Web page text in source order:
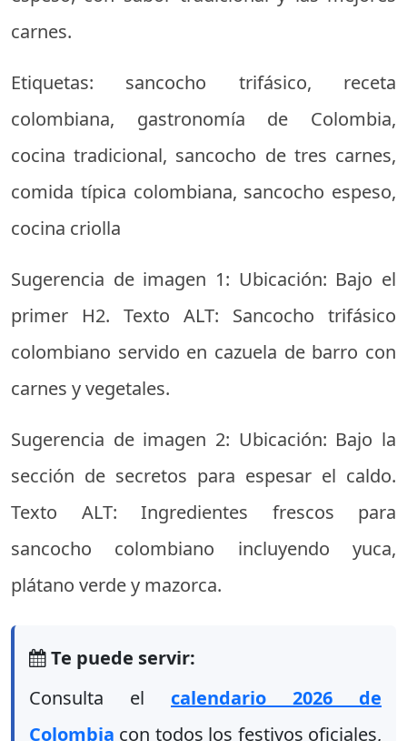
carnes.
Etiquetas: sancocho trifásico, receta
colombiana, gastronomía de Colombia,
cocina tradicional, sancocho de tres carnes,
comida típica colombiana, sancocho espeso,
cocina criolla
Sugerencia de imagen 1: Ubicación: Bajo el
primer H2. Texto ALT: Sancocho trifásico
colombiano servido en cazuela de barro con
carnes y vegetales.
Sugerencia de imagen 2: Ubicación: Bajo la
sección de secretos para espesar el caldo.
Texto ALT: Ingredientes frescos para
sancocho colombiano incluyendo yuca,
plátano verde y mazorca.
Te puede servir:
Consulta el calendario 2026 de
Colombia con todos los festivos oficiales,